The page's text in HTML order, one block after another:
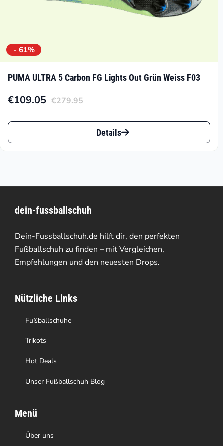
- 61%
PUMA ULTRA 5 Carbon FG Lights Out Grün Weiss F03
€279.95
Ursprünglicher
Preis
€279.95
€109.05
Aktueller
Preis
€109.05.
Dieses
Produkt
auf.
Die
Optionen
können
der
Produktseite
gewählt
werden
Details
dein-fussballschuh
Dein-Fussballschuh.de hilft dir, den perfekten
Fußballschuh zu finden – mit Vergleichen,
Empfehlungen und den neuesten Drops.
Nützliche Links
Fußballschuhe
Trikots
Hot Deals
Unser Fußballschuh Blog
Menü
Über uns